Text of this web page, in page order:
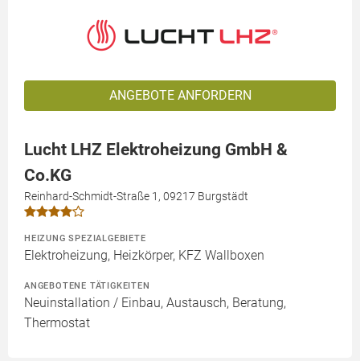
ANGEBOTE ANFORDERN
Lucht LHZ Elektroheizung GmbH &
Co.KG
Reinhard-Schmidt-Straße 1, 09217 Burgstädt
HEIZUNG SPEZIALGEBIETE
Elektroheizung, Heizkörper, KFZ Wallboxen
ANGEBOTENE TÄTIGKEITEN
Neuinstallation / Einbau, Austausch, Beratung,
Thermostat